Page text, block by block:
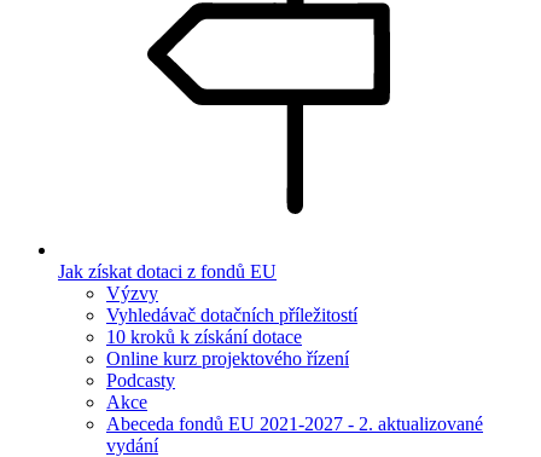
Jak získat dotaci z fondů EU
Výzvy
Vyhledávač dotačních příležitostí
10 kroků k získání dotace
Online kurz projektového řízení
Podcasty
Akce
Abeceda fondů EU 2021-2027 - 2. aktualizované
vydání